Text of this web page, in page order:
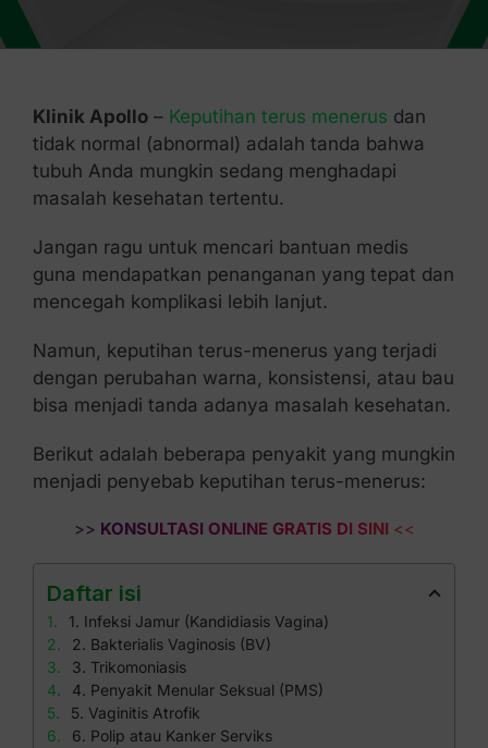
Klinik Apollo– Keputihan terus menerus dan
tidak normal (abnormal) adalah tanda bahwa
tubuh Anda mungkin sedang menghadapi
masalah kesehatan tertentu.
Jangan ragu untuk mencari bantuan medis
guna mendapatkan penanganan yang tepat dan
mencegah komplikasi lebih lanjut.
Namun, keputihan terus-menerus yang terjadi
dengan perubahan warna, konsistensi, atau bau
bisa menjadi tanda adanya masalah kesehatan.
Berikut adalah beberapa penyakit yang mungkin
menjadi penyebab keputihan terus-menerus:
>> KONSULTASI ONLINE GRATIS DI SINI <<
Daftar isi
1. Infeksi Jamur (Kandidiasis Vagina)
2. Bakterialis Vaginosis (BV)
3. Trikomoniasis
4. Penyakit Menular Seksual (PMS)
5. Vaginitis Atrofik
6. Polip atau Kanker Serviks